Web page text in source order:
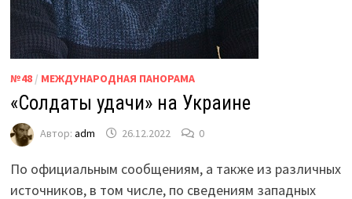
№48/ МЕЖДУНАРОДНАЯ ПАНОРАМА
«Солдаты удачи» на Украине
Автор: adm 26.12.2022 0
По официальным сообщениям, а также из различных
источников, в том числе, по сведениям западных